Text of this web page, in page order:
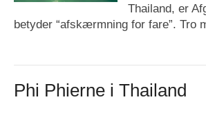
Thailand, er
betyder “afskærmning for fare”. Tro
Phi Phierne i Thailand